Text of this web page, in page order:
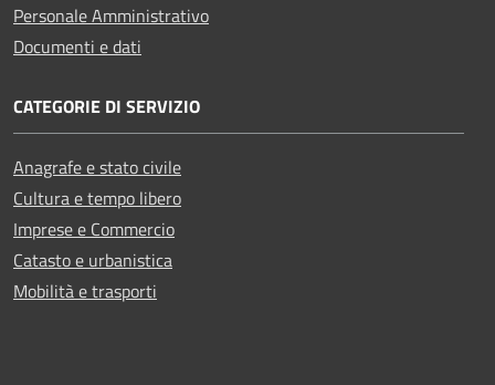
Personale Amministrativo
Documenti e dati
CATEGORIE DI SERVIZIO
Anagrafe e stato civile
Cultura e tempo libero
Imprese e Commercio
Catasto e urbanistica
Mobilità e trasporti